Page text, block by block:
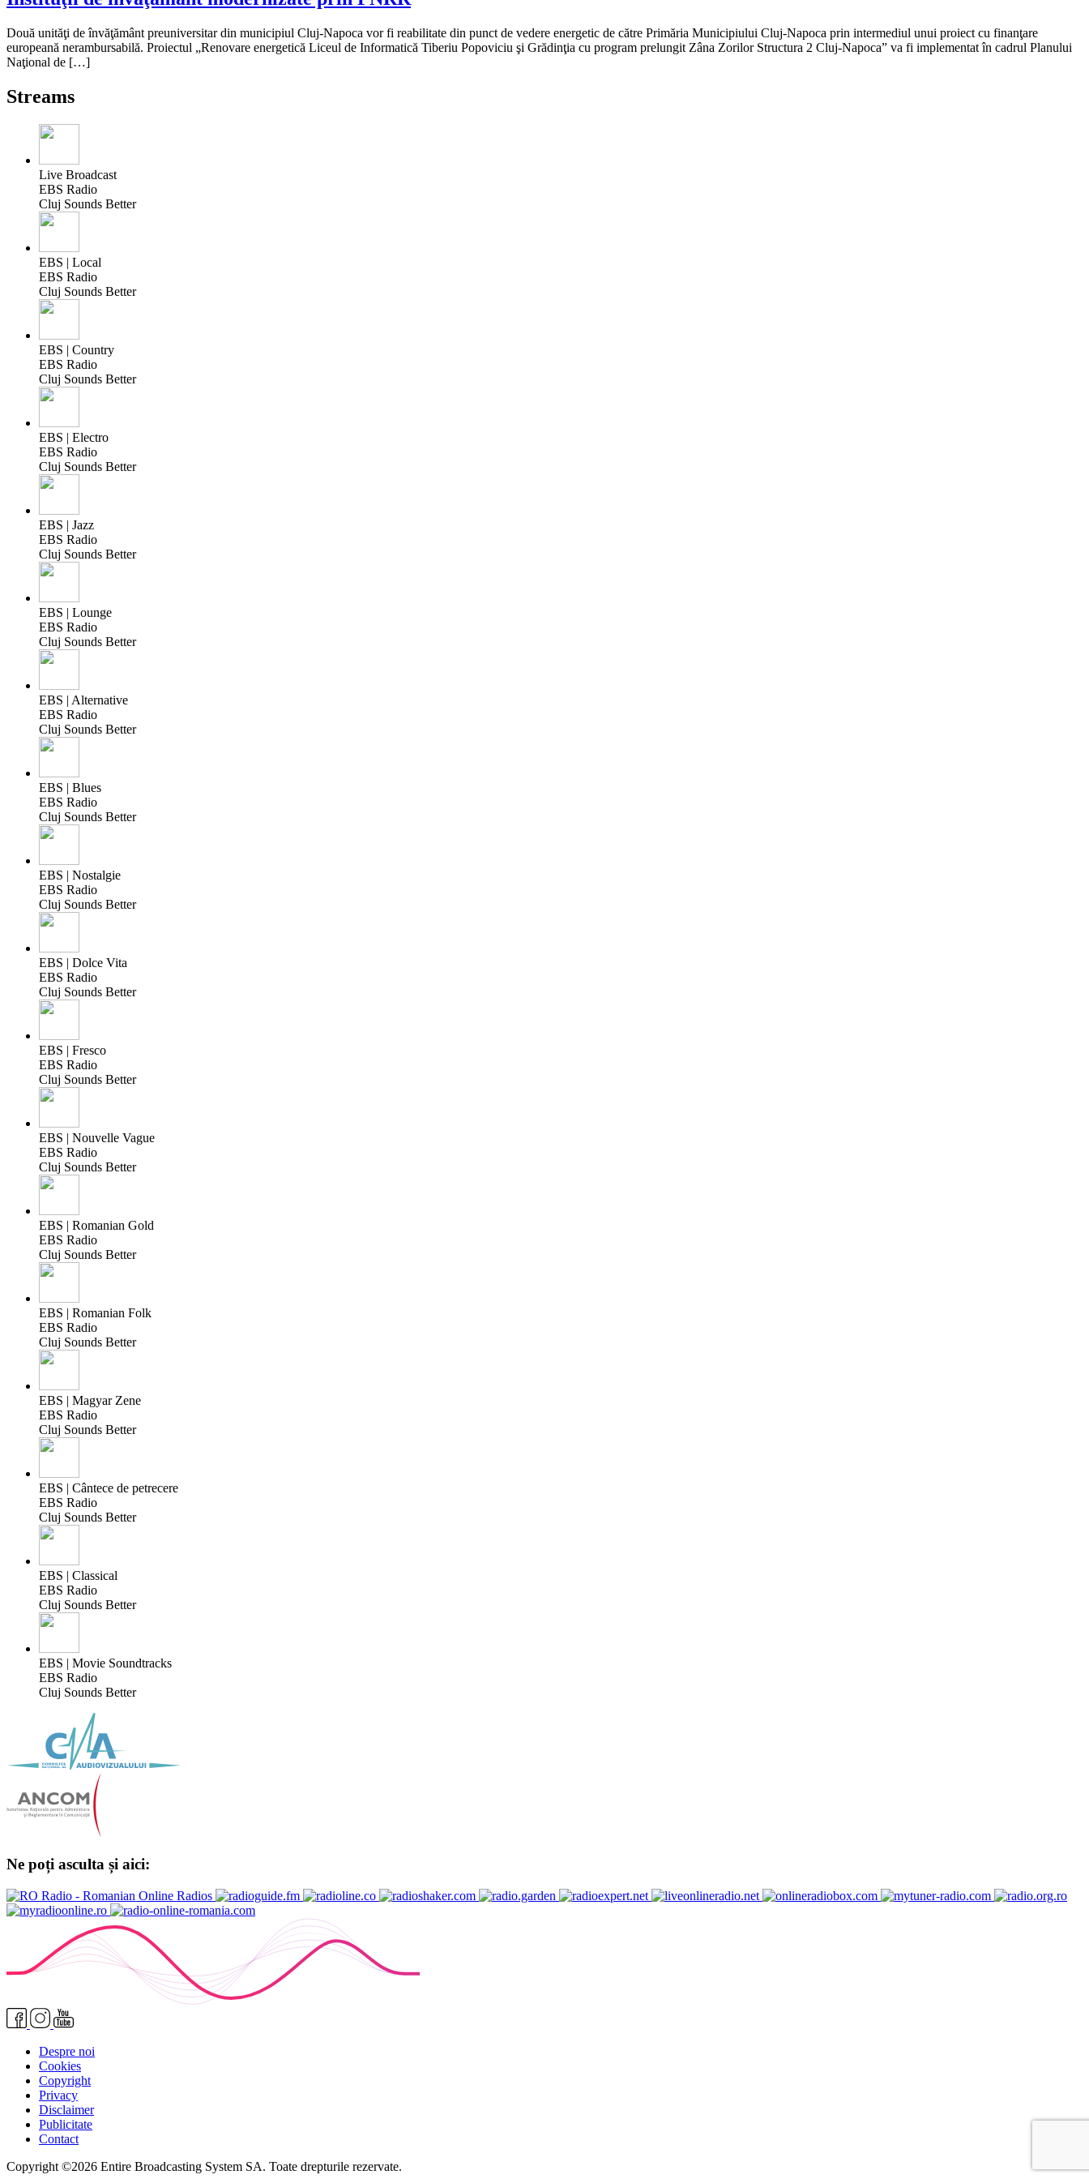
Două unităţi de învăţământ preuniversitar din municipiul Cluj-Napoca vor fi reabilitate din punct de vedere energetic de către Primăria Municipiului Cluj-Napoca prin intermediul unui proiect cu finanţare
europeană nerambursabilă. Proiectul „Renovare energetică Liceul de Informatică Tiberiu Popoviciu şi Grădinţia cu program prelungit Zâna Zorilor Structura 2 Cluj-Napoca” va fi implementat în cadrul Planului
Naţional de […]
Streams
Live Broadcast
EBS Radio
Cluj Sounds Better
EBS | Local
EBS Radio
Cluj Sounds Better
EBS | Country
EBS Radio
Cluj Sounds Better
EBS | Electro
EBS Radio
Cluj Sounds Better
EBS | Jazz
EBS Radio
Cluj Sounds Better
EBS | Lounge
EBS Radio
Cluj Sounds Better
EBS | Alternative
EBS Radio
Cluj Sounds Better
EBS | Blues
EBS Radio
Cluj Sounds Better
EBS | Nostalgie
EBS Radio
Cluj Sounds Better
EBS | Dolce Vita
EBS Radio
Cluj Sounds Better
EBS | Fresco
EBS Radio
Cluj Sounds Better
EBS | Nouvelle Vague
EBS Radio
Cluj Sounds Better
EBS | Romanian Gold
EBS Radio
Cluj Sounds Better
EBS | Romanian Folk
EBS Radio
Cluj Sounds Better
EBS | Magyar Zene
EBS Radio
Cluj Sounds Better
EBS | Cântece de petrecere
EBS Radio
Cluj Sounds Better
EBS | Classical
EBS Radio
Cluj Sounds Better
EBS | Movie Soundtracks
EBS Radio
Cluj Sounds Better
Ne poți asculta și aici:
Despre noi
Cookies
Copyright
Privacy
Disclaimer
Publicitate
Contact
Copyright ©2026 Entire Broadcasting System SA. Toate drepturile rezervate.